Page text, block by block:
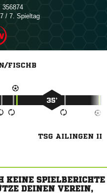
356874
/ 7. Spieltag
FISCHB
35’
TSG AILINGEN II
KEINE SPIELBERICHTE
DEINEN VEREIN,